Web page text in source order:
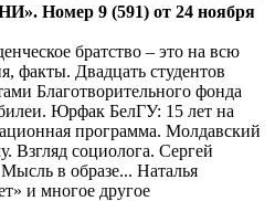
Номер 9 (591) от 24 ноября
братство – это на всю
факты. Двадцать студентов
Благотворительного фонда
Юрфак БелГУ: 15 лет на
программа. Молдавский
Взгляд социолога. Сергей
в образе... Наталья
и многое другое